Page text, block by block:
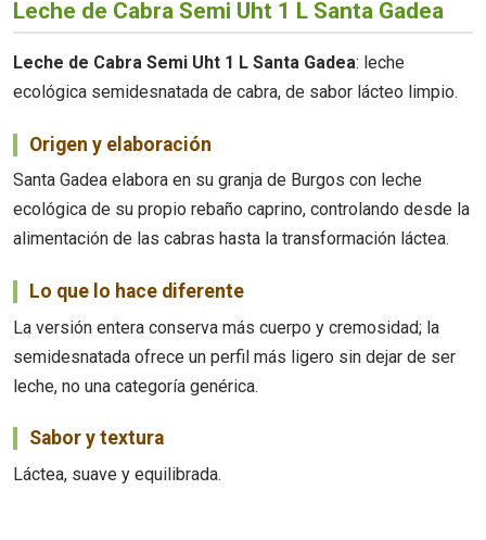
Leche de Cabra Semi Uht 1 L Santa Gadea
Leche de Cabra Semi Uht 1 L Santa Gadea: leche
ecológica semidesnatada de cabra, de sabor lácteo limpio.
Origen y elaboración
Santa Gadea elabora en su granja de Burgos con leche
ecológica de su propio rebaño caprino, controlando desde la
alimentación de las cabras hasta la transformación láctea.
Lo que lo hace diferente
La versión entera conserva más cuerpo y cremosidad; la
semidesnatada ofrece un perfil más ligero sin dejar de ser
leche, no una categoría genérica.
Sabor y textura
Láctea, suave y equilibrada.